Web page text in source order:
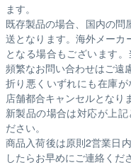
ます。
既存製品の場合、国内の問
送となります。海外メーカ
となる場合もございます。
頻繁なお問い合わせはご遠
折り悪くいずれにも在庫
店舗都合キャンセルとなり
新製品の場合は対応が上
ださい。
商品入荷後は原則2営業日
したらお早めにご連絡くだ